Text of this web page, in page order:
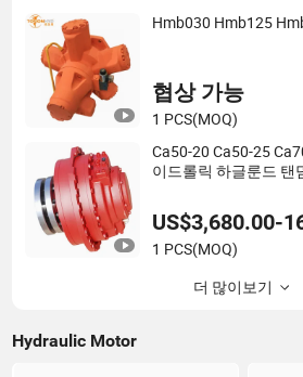
Hmb030 Hmb125
협상 가능
1 PCS(MOQ)
Ca50-20 Ca50-25
이드롤릭 하글룬드 탠
US$3,680.00-
1 PCS(MOQ)
더 많이보기
Hydraulic Motor